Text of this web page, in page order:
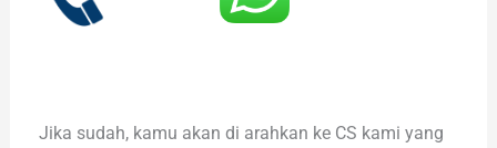
Jika sudah, kamu akan di arahkan ke CS kami yang